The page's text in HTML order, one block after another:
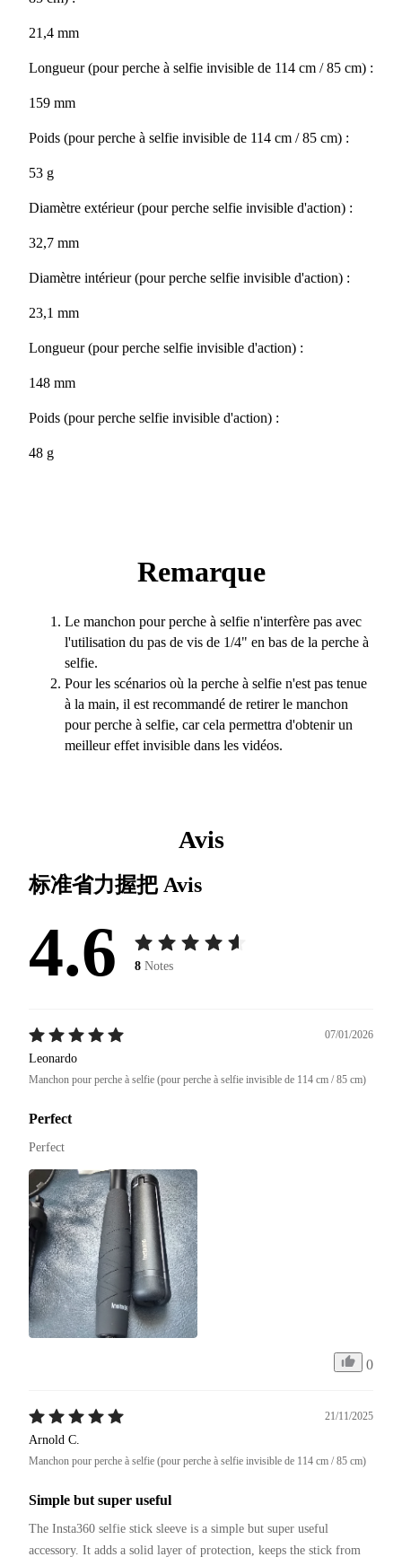
21,4 mm
Longueur (pour perche à selfie invisible de 114 cm / 85 cm) :
159 mm
Poids (pour perche à selfie invisible de 114 cm / 85 cm) :
53 g
Diamètre extérieur (pour perche selfie invisible d'action) :
32,7 mm
Diamètre intérieur (pour perche selfie invisible d'action) :
23,1 mm
Longueur (pour perche selfie invisible d'action) :
148 mm
Poids (pour perche selfie invisible d'action) :
48 g
Remarque
Le manchon pour perche à selfie n'interfère pas avec
l'utilisation du pas de vis de 1/4" en bas de la perche à
selfie.
Pour les scénarios où la perche à selfie n'est pas tenue
à la main, il est recommandé de retirer le manchon
pour perche à selfie, car cela permettra d'obtenir un
meilleur effet invisible dans les vidéos.
Avis
标准省力握把Avis
4.6 8 Notes
07/01/2026
Leonardo
Manchon pour perche à selfie (pour perche à selfie invisible de 114 cm / 85 cm)
Perfect
Perfect
0
21/11/2025
Arnold C.
Manchon pour perche à selfie (pour perche à selfie invisible de 114 cm / 85 cm)
Simple but super useful
The Insta360 selfie stick sleeve is a simple but super useful
accessory. It adds a solid layer of protection, keeps the stick from